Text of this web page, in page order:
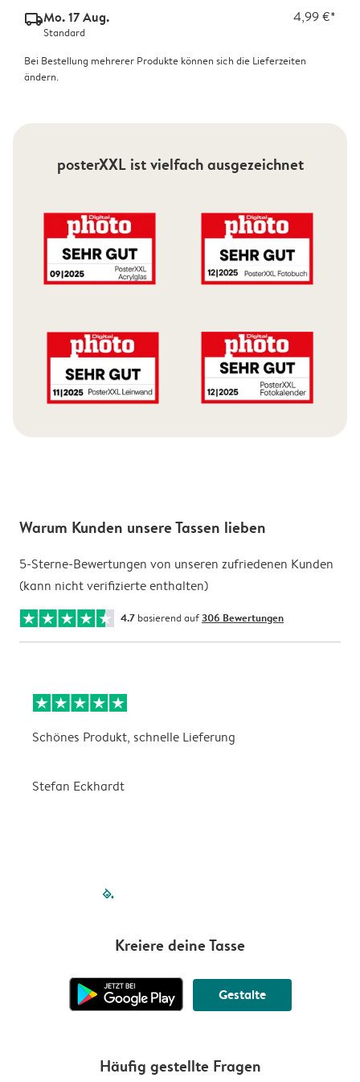
delivery_standard_v2Mo. 17 Aug. 4,99 €*
Standard
Bei Bestellung mehrerer Produkte können sich die Lieferzeiten
ändern.
posterXXL ist vielfach ausgezeichnet
Warum Kunden unsere Tassen lieben
5-Sterne-Bewertungen von unseren zufriedenen Kunden
(kann nicht verifizierte enthalten)
4.7 basierend auf306 Bewertungen
Schönes Produkt, schnelle Lieferung
Stefan Eckhardt
filled-pagination
Kreiere deine Tasse
Gestalte
Häufig gestellte Fragen